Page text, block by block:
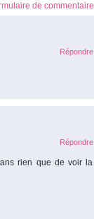
de commentaire
Répondre
Répondre
rien que de voir la